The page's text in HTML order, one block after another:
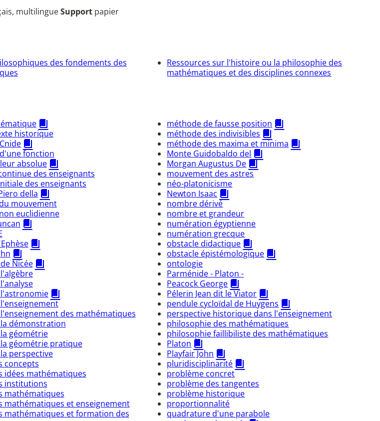
multilingueSupport papier
des fondements des
Ressources sur l'histoire ou la philosophie des
mathématiques et des disciplines connexes
historique
fonction
absolue
des enseignants
des enseignants
della
mouvement
euclidienne
Nicée
des mathématiques
démonstration
géométrie
géométrie pratique
perspective
concepts
idées mathématiques
institutions
mathématiques
mathématiques et enseignement
mathématiques et formation des
méthode de fausse position
méthode des indivisibles
méthode des maxima et minima
Monte Guidobaldo del
Morgan Augustus De
mouvement des astres
néo-platonicisme
Newton Isaac
nombre dérivé
nombre et grandeur
numération égyptienne
numération grecque
obstacle didactique
obstacle épistémologique
ontologie
Parménide - Platon -
Peacock George
Pélerin Jean dit le Viator
pendule cycloïdal de Huygens
perspective historique dans l'enseignement
philosophie des mathématiques
philosophie faillibiliste des mathématiques
Platon
Playfair John
pluridisciplinarité
problème concret
problème des tangentes
problème historique
proportionnalité
quadrature d'une parabole